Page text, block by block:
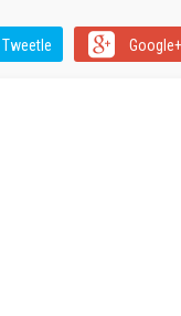
Tweetle